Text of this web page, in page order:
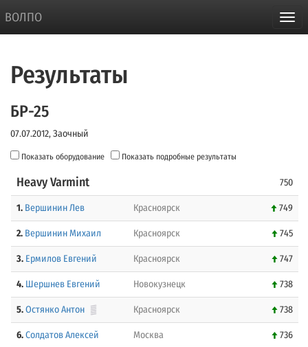
ВОЛПО
Результаты
БР-25
07.07.2012, Заочный
Показать оборудование Показать подробные результаты
Heavy Varmint 750
1. Вершинин Лев Красноярск 749
2. Вершинин Михаил Красноярск 745
3. Ермилов Евгений Красноярск 747
4. Шершнев Евгений Новокузнецк 738
5.Остянко Антон Красноярск 738
6.Солдатов Алексей Москва 736